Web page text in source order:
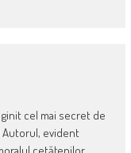
cel mai secret de
Autorul, evident